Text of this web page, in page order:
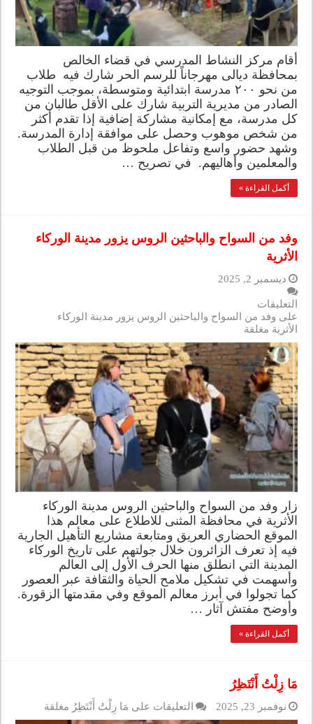
أقام مركز النشاط المدرسي في قضاء الخالص
بمحافظة ديالى مهرجاناً للرسم الحر شارك فيه طلاب
من نحو ٢٠٠ مدرسة ابتدائية ومتوسطة، بموجب التوجيه
الصادر من مديرية التربية شارك على الأقل طالبان من
كل مدرسة، مع إمكانية مشاركة إضافية إذا تقدم أكثر
من شخص موهوب وحصل على موافقة إدارة المدرسة.
وشهد حضور واسع وتفاعل ملحوظ من قبل الطلاب
والمعلمين وأهاليهم. في تصريح …
أكمل القراءة »
وفد من السواح والباحثين الروس يزور مدينة الوركاء
الأثرية
ديسمبر 2, 2025
التعليقات
على وفد من السواح والباحثين الروس يزور مدينة الوركاء
الأثرية مغلقة
زار وفد من السواح والباحثين الروس مدينة الوركاء
الأثرية في محافظة المثنى للاطلاع على معالم هذا
الموقع الحضاري العريق ومتابعة مشاريع التأهيل الجارية
فيه إذ تعرف الزائرون خلال جولتهم على تاريخ الوركاء
المدينة التي انطلق منها الحرف الأول إلى العالم
وأسهمت في تشكيل ملامح الحياة والثقافة عبر العصور
كما تجولوا في أبرز معالم الموقع وفي مقدمتها الزقورة.
وأوضح مفتش آثار …
أكمل القراءة »
مَا زِلْتُ أَنْتَظِرُ
نوفمبر 23, 2025 التعليقات على مَا زِلْتُ أَنْتَظِرُ مغلقة